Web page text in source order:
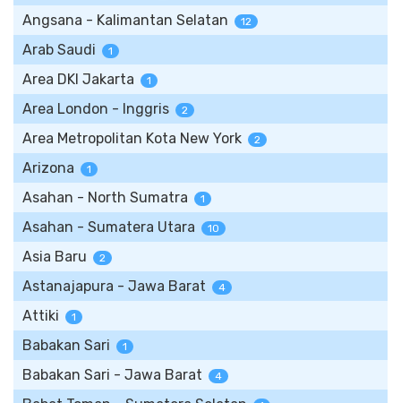
Angsana - Kalimantan Selatan 12
Arab Saudi 1
Area DKI Jakarta 1
Area London - Inggris 2
Area Metropolitan Kota New York 2
Arizona 1
Asahan - North Sumatra 1
Asahan - Sumatera Utara 10
Asia Baru 2
Astanajapura - Jawa Barat 4
Attiki 1
Babakan Sari 1
Babakan Sari - Jawa Barat 4